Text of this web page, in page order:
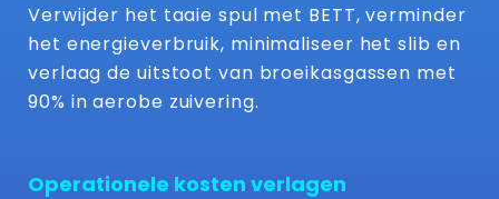
Verwijder het taaie spul met BETT, verminder
het energieverbruik, minimaliseer het slib en
verlaag de uitstoot van broeikasgassen met
90% in aerobe zuivering.
Operationele kosten verlagen